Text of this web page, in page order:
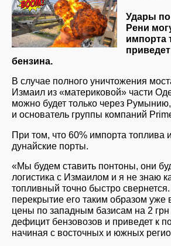
Удары по
Рени
импорта
бензина.
В случае полного уничтожения
Измаил из «материковой» части
можно будет только через
и основатель группы компаний
При том, что 60% импорта топлива
дунайские порты.
«Мы будем ставить понтоны, они
логистика с Измаилом и я не знаю
топливный точно быстро
перекрытие его таким образом уже
цены по западным базисам на 2
дефицит бензовозов и приведет к
начиная с восточных и южных